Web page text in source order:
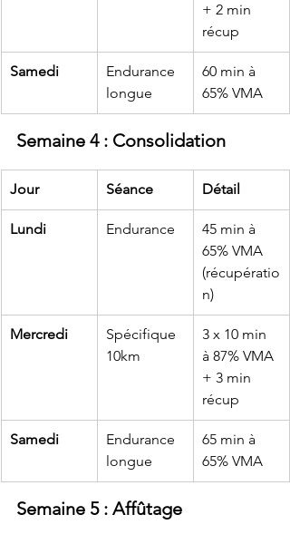
+ 2 min
récup
Samedi
Endurance
longue
60 min à
65% VMA
Semaine 4 : Consolidation
Jour Séance Détail
Lundi Endurance
45 min à
65% VMA
(récupératio
n)
Mercredi
Spécifique
10km
3 x 10 min
à 87% VMA
+ 3 min
récup
Samedi
Endurance
longue
65 min à
65% VMA
Semaine 5 : Affûtage